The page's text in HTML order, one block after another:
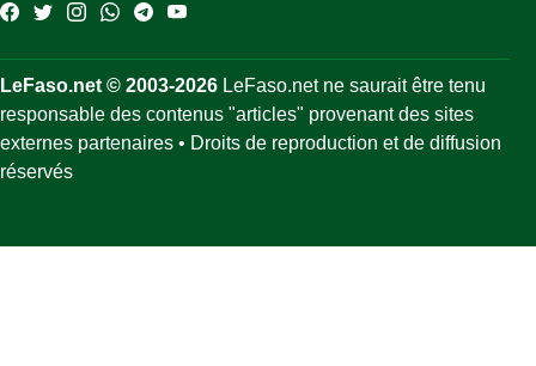
LeFaso.net © 2003-2026 LeFaso.net ne saurait être tenu
responsable des contenus "articles" provenant des sites
externes partenaires • Droits de reproduction et de diffusion
réservés